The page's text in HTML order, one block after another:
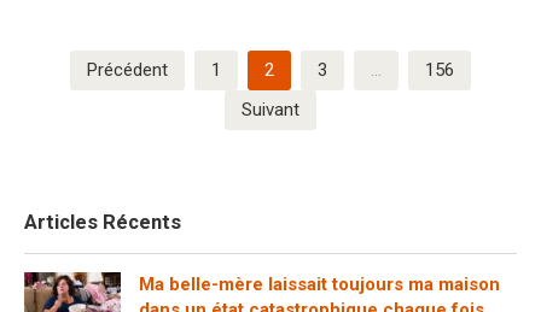
PaginationPrécédent 1 2 3 …
156
Suivant
Articles Récents
Ma belle-mère laissait toujours ma maison